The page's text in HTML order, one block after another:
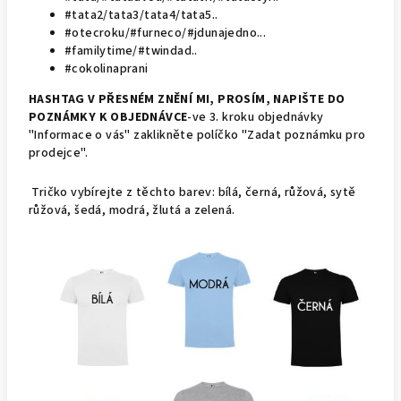
#tata2/tata3/tata4/tata5..
#otecroku/#furneco/#jdunajedno...
#familytime/#twindad..
#cokolinaprani
HASHTAG V PŘESNÉM ZNĚNÍ MI, PROSÍM, NAPIŠTE DO
POZNÁMKY K OBJEDNÁVCE-ve 3. kroku objednávky
"Informace o vás" zaklikněte políčko "Zadat poznámku pro
prodejce".
Tričko vybírejte z těchto barev: bílá, černá, růžová, sytě
růžová, šedá, modrá, žlutá a zelená.